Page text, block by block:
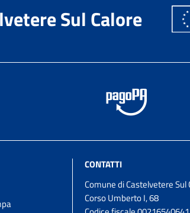
Sul Calore
CONTATTI
Comune di Castelvetere Sul
Corso Umberto I, 68